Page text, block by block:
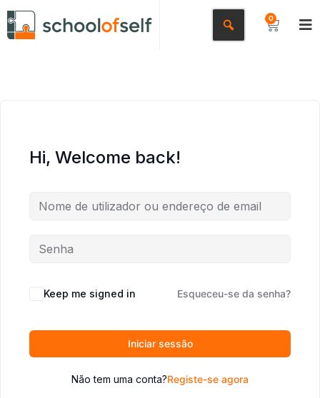
0
Hi, Welcome back!
Keep me signed in Esqueceu-se da senha?
Iniciar sessão
Não tem uma conta?Registe-se agora